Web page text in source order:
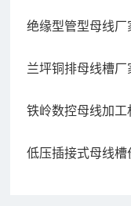
绝缘型管型母线
兰坪铜排母线槽
铁岭数控母线加工
低压插接式母线槽